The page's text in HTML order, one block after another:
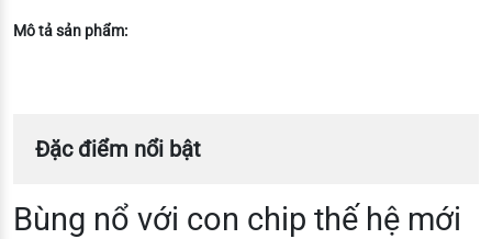
Mô tả sản phẩm:
Đặc điểm nổi bật
Bùng nổ với con chip thế hệ mới